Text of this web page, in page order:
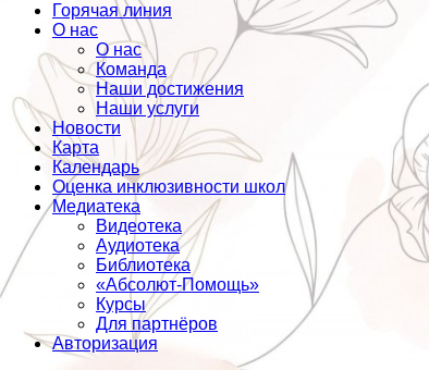
Горячая линия
О нас
О нас
Команда
Наши достижения
Наши услуги
Новости
Карта
Календарь
Оценка инклюзивности школ
Медиатека
Видеотека
Аудиотека
Библиотека
«Абсолют-Помощь»
Курсы
Для партнёров
Авторизация